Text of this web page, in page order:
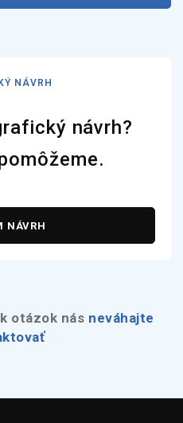
NÁVRH
návrh?
NÁVRH
otázok nás neváhajte